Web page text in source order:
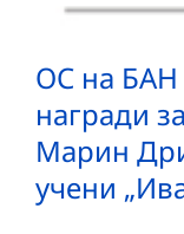
ОС на БАН
награди
Марин
учени